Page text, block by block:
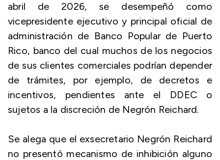
abril de 2026, se desempeñó como
vicepresidente ejecutivo y principal oficial de
administración de Banco Popular de Puerto
Rico, banco del cual muchos de los negocios
de sus clientes comerciales podrían depender
de trámites, por ejemplo, de decretos e
incentivos, pendientes ante el DDEC o
sujetos a la discreción de Negrón Reichard.
Se alega que el exsecretario Negrón Reichard
no presentó mecanismo de inhibición alguno